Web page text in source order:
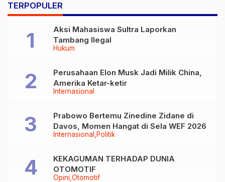
Lembek Indonesia
TERPOPULER
Hukum
Aksi Mahasiswa Sultra Laporkan
Tambang Ilegal
Internasional
Perusahaan Elon Musk Jadi Milik China,
Amerika Ketar-ketir
Internasional Politik
Prabowo Bertemu Zinedine Zidane di
Davos, Momen Hangat di Sela WEF 2026
Opini Otomotif
KEKAGUMAN TERHADAP DUNIA
OTOMOTIF